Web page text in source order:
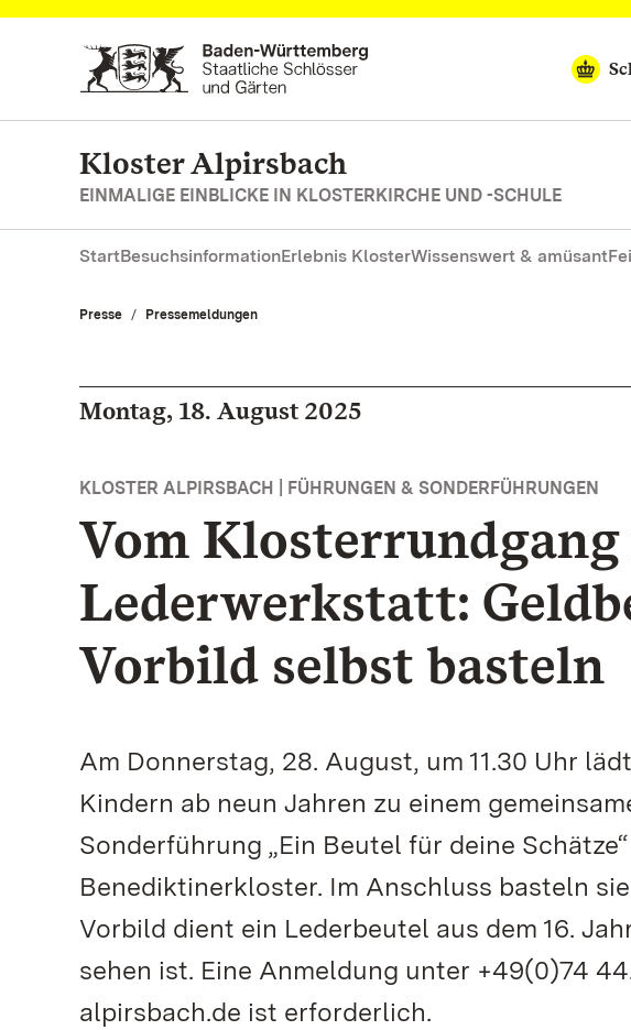
Zum Hauptinhalt springen
Kloster Alpirsbach
EINMALIGE EINBLICKE IN KLOSTERKIRCHE UND -SCHULE
StartBesuchsinformationErlebnis KlosterWissenswert & amüsant
Presse Pressemeldungen
Montag, 18. August 2025
KLOSTER ALPIRSBACH | FÜHRUNGEN & SONDERFÜHRUNGEN
Vom Klosterrundgang
Lederwerkstatt:
Vorbild selbst basteln
Am Donnerstag, 28. August, um 11.30 Uhr
Kindern ab neun Jahren zu einem
Sonderführung „Ein Beutel für deine
Benediktinerkloster. Im Anschluss basteln
Vorbild dient ein Lederbeutel aus dem 16.
sehen ist. Eine Anmeldung unter +49(0)74
alpirsbach.de ist erforderlich.